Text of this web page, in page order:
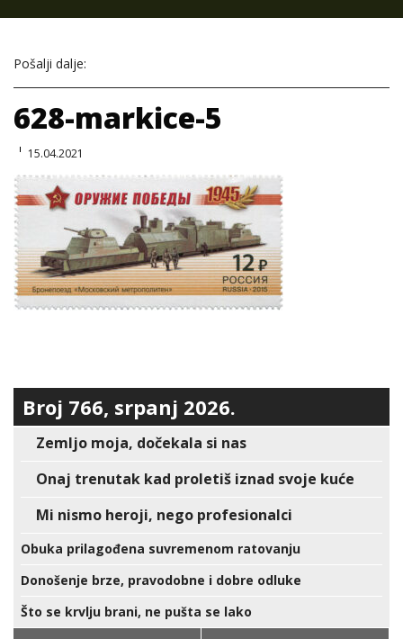
Pošalji dalje:
628-markice-5
15.04.2021
Broj 766, srpanj 2026.
Zemljo moja, dočekala si nas
Onaj trenutak kad proletiš iznad svoje kuće
Mi nismo heroji, nego profesionalci
Obuka prilagođena suvremenom ratovanju
Donošenje brze, pravodobne i dobre odluke
Što se krvlju brani, ne pušta se lako